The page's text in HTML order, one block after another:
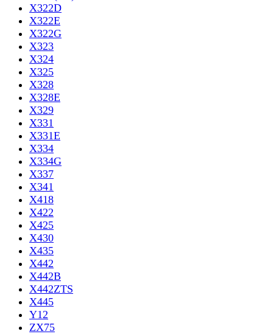
X322D
X322E
X322G
X323
X324
X325
X328
X328E
X329
X331
X331E
X334
X334G
X337
X341
X418
X422
X425
X430
X435
X442
X442B
X442ZTS
X445
Y12
ZX75